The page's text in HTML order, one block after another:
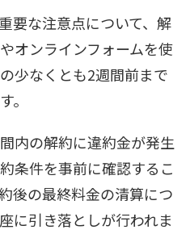
要な注意点について、解
オンラインフォームを使
少なくとも2週間前まで
。
内の解約に違約金が発生
条件を事前に確認するこ
後の最終料金の清算につ
に引き落としが行われま